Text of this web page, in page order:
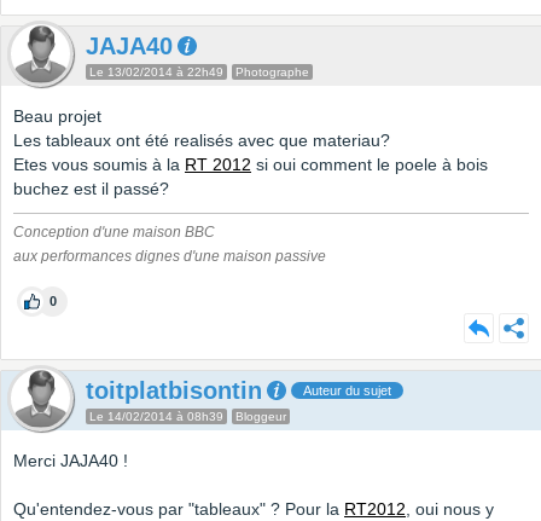
JAJA40
Le 13/02/2014 à 22h49 Photographe
Beau projet
Les tableaux ont été realisés avec que materiau?
Etes vous soumis à la RT 2012 si oui comment le poele à bois
buchez est il passé?
Conception d'une maison BBC
aux performances dignes d'une maison passive
0
toitplatbisontin Auteur du sujet
Le 14/02/2014 à 08h39 Bloggeur
Merci JAJA40 !
Qu'entendez-vous par "tableaux" ? Pour la RT2012, oui nous y